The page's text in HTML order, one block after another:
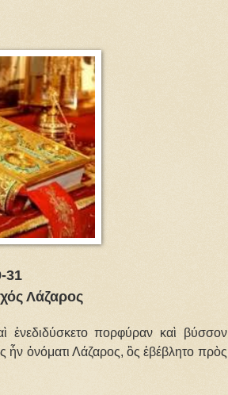
31
Λάζαρος
ἐνεδιδύσκετο πορφύραν καὶ βύσσον
ἦν ὀνόματι Λάζαρος, ὃς ἐβέβλητο πρὸς